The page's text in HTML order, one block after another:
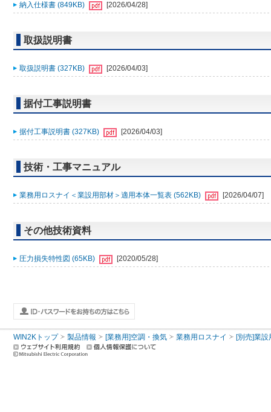
納入仕様書 (849KB) [2026/04/28]
取扱説明書
取扱説明書 (327KB) [2026/04/03]
据付工事説明書
据付工事説明書 (327KB) [2026/04/03]
技術・工事マニュアル
業務用ロスナイ＜業設用部材＞適用本体一覧表 (562KB) [2026/04/07]
その他技術資料
圧力損失特性図 (65KB) [2020/05/28]
WIN2Kトップ 製品情報 [業務用]空調・換気 業務用ロスナイ [別売]業設